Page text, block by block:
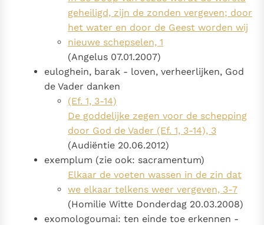
geheiligd, zijn de zonden vergeven; door
het water en door de Geest worden wij
nieuwe schepselen, 1
(Angelus 07.01.2007)
euloghein, barak - loven, verheerlijken, God
de Vader danken
(Ef. 1, 3-14)
De goddelijke zegen voor de schepping
door God de Vader (Ef. 1, 3-14), 3
(Audiëntie 20.06.2012)
exemplum (zie ook: sacramentum)
Elkaar de voeten wassen in de zin dat
we elkaar telkens weer vergeven, 3-7
(Homilie Witte Donderdag 20.03.2008)
exomologoumai: ten einde toe erkennen -